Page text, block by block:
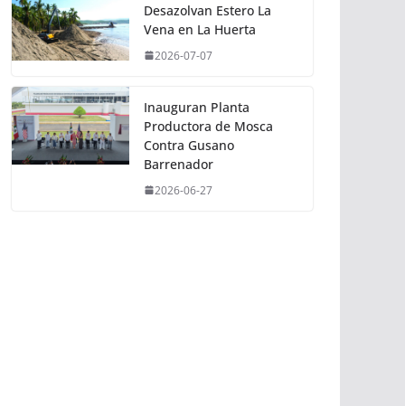
Desazolvan Estero La
Vena en La Huerta
2026-07-07
Inauguran Planta
Productora de Mosca
Contra Gusano
Barrenador
2026-06-27